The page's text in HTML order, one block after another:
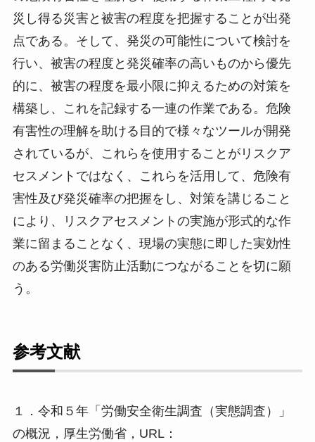
災し得る災害と被害の程度を把握することが出発
点である。そして、発災の可能性について検討を
行い、被害の程度と発災確率の高いものから優先
的に、被害の程度を最小限に抑えるための対策を
構築し、これを記録する一連の作業である。危険
有害性の理解を助ける目的で様々なツールが開発
されているが、これらを使用することがリスクア
セスメントではなく、これらを活用して、危険有
害性及び発災確率の把握をし、対策を講じること
により、リスクアセスメントの実施が形式的な作
業に留まることなく、現場の実態に即した実効性
のある労働災害防止活動につながることを切に願
う。
参考文献
１．令和５年「労働安全衛生調査（実態調査）」
の概況，厚生労働省，URL：